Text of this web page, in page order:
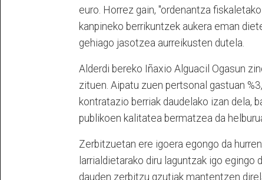
euro. Horrez gain, "ordenantza
kanpineko berrikuntzek aukera eman
gehiago jasotzea aurreikusten dutela.
Alderdi bereko Iñaxio Alguacil Ogasun
zituen. Aipatu zuen pertsonal gastuan
kontratazio berriak daudelako izan dela,
publikoen kalitatea bermatzea da
Zerbitzuetan ere igoera egongo da
larrialdietarako diru laguntzak igo
dauden zerbitzu gzutiak mantentzen